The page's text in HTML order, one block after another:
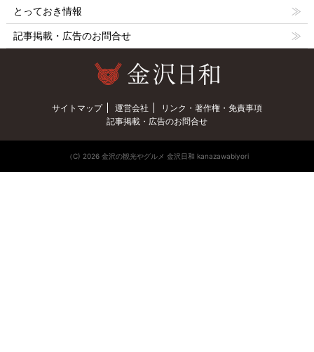
とっておき情報
記事掲載・広告のお問合せ
サイトマップ 運営会社
リンク・著作権・免責事項
記事掲載・広告のお問合せ
（C) 2026 金沢の観光やグルメ 金沢日和 kanazawabiyori